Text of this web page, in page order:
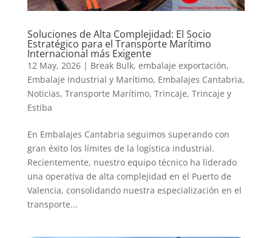
Soluciones de Alta Complejidad: El Socio
Estratégico para el Transporte Marítimo
Internacional más Exigente
12 May, 2026| Break Bulk, embalaje exportación,
Embalaje Industrial y Marítimo, Embalajes Cantabria,
Noticias, Transporte Marítimo, Trincaje, Trincaje y
Estiba
En Embalajes Cantabria seguimos superando con
gran éxito los límites de la logística industrial.
Recientemente, nuestro equipo técnico ha liderado
una operativa de alta complejidad en el Puerto de
Valencia, consolidando nuestra especialización en el
transporte...